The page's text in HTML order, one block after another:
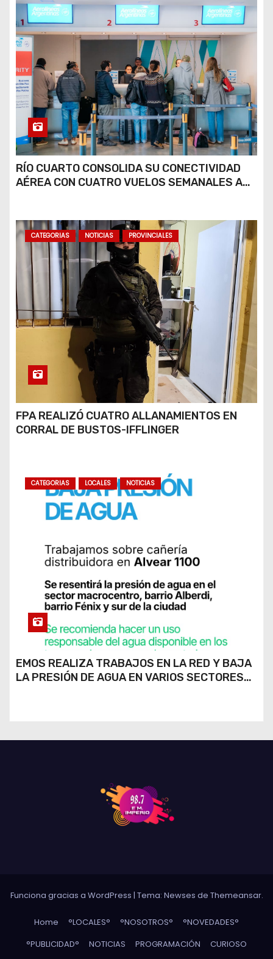
RÍO CUARTO CONSOLIDA SU CONECTIVIDAD
AÉREA CON CUATRO VUELOS SEMANALES A
CATEGORIAS NOTICIAS PROVINCIALES
FPA REALIZÓ CUATRO ALLANAMIENTOS EN
CORRAL DE BUSTOS-IFFLINGER
CATEGORIAS LOCALES NOTICIAS
EMOS REALIZA TRABAJOS EN LA RED Y BAJA
LA PRESIÓN DE AGUA EN VARIOS SECTORES
Funciona gracias a WordPress | Tema: Newses de Themeansar.
Home °LOCALES° °NOSOTROS°
°NOVEDADES°
°PUBLICIDAD°
NOTICIAS PROGRAMACIÓN CURIOSO